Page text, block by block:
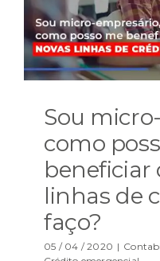
Sou
como
beneficiar
linhas de
faço?
05 / 04 / 2020 |